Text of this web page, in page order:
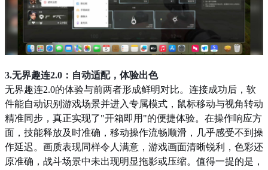
3.无界趣连2.0：自动适配，体验出色
无界趣连2.0的体验与前两者形成鲜明对比。连接成功后，软
件能自动识别游戏场景并进入专属模式，鼠标移动与视角转动
精准同步，真正实现了"开箱即用"的便捷体验。在操作响应方
面，技能释放及时准确，移动操作流畅顺滑，几乎感受不到操
作延迟。画质表现同样令人满意，游戏画面清晰锐利，色彩还
原准确，战斗场景中未出现明显拖影或压缩。值得一提的是，